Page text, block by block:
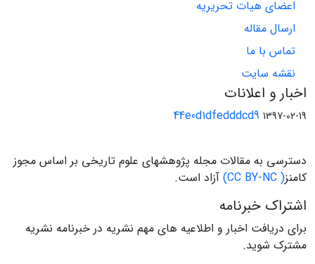
اعضای هیات تحریریه
ارسال مقاله
تماس با ما
نقشه سایت
اخبار و اعلانات
44e0d1dfedddcd9 1397-02-19
دسترسی به مقالات مجله پژوهشهای علوم تاریخی بر اساس مجوز
کامنز( CC BY-NC) آزاد است.
اشتراک خبرنامه
برای دریافت اخبار و اطلاعیه های مهم نشریه در خبرنامه نشریه
مشترک شوید.